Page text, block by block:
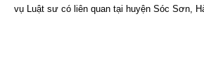
vụ Luật sư có liên quan tại huyện Sóc Sơn,